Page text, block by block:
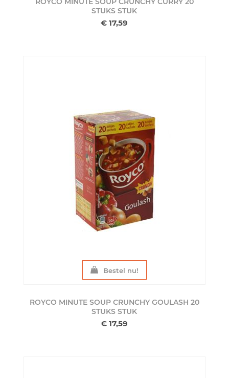
STUKSSTUK
€ 17,59
Bestel nu!
ROYCO MINUTE SOUP CRUNCHY GOULASH 20
STUKSSTUK
€ 17,59